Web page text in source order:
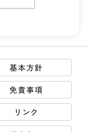
基本方針
免責事項
リンク